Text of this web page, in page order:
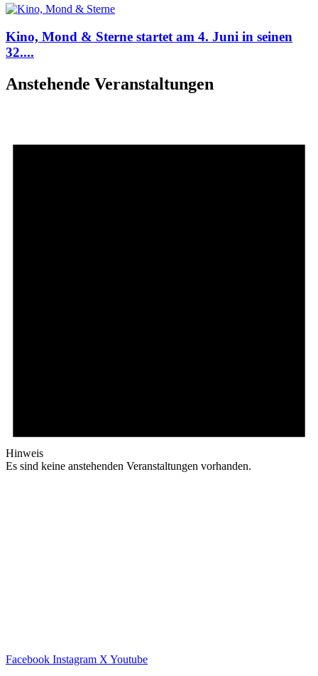
Kino, Mond & Sterne startet am 4. Juni in seinen
32....
Anstehende Veranstaltungen
Hinweis
Es sind keine anstehenden Veranstaltungen vorhanden.
Facebook Instagram X Youtube